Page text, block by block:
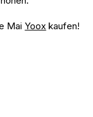
Mai Yoox kaufen!